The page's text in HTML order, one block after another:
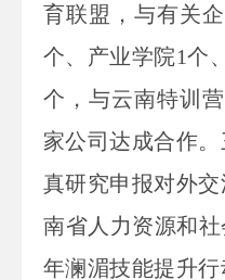
育联盟，与有关
个、产业学院1个
个，与云南特训
家公司达成合作
真研究申报对外
南省人力资源和
年澜湄技能提升